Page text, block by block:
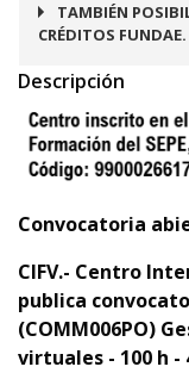
TAMBIÉN
CRÉDITOS FUNDAE.
Descripción
Convocatoria
CIFV.- Centro
publica
(COMM006PO)
virtuales - 100 h -